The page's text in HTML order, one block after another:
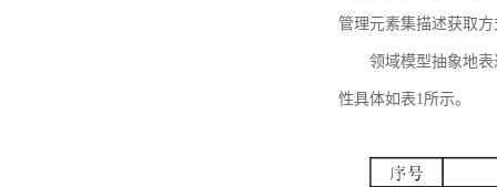
管理元素集描述获取
领域模型抽象地
性具体如表1所示。